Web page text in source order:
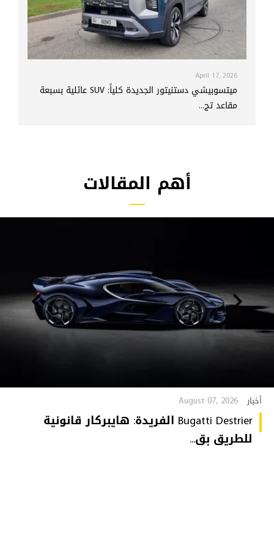
April 17, 2026
ميتسوبيشي دستنيتور الجديدة كلياً: SUV عائلية بسبعة
مقاعد تج...
أهم المقالات
أخبار August 07, 2026
Bugatti Destrier الفريدة: هايبركار قانونية
للطريق بق...